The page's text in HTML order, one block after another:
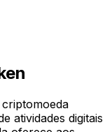
atividades digitais